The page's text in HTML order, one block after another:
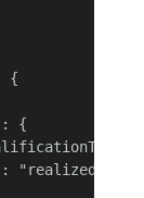
{
{
"realized"